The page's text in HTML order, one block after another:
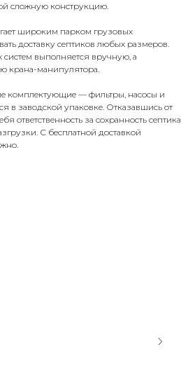
сложную конструкцию.
широким парком грузовых
доставку септиков любых размеров.
систем выполняется вручную, а
крана-манипулятора.
комплектующие — фильтры, насосы и
в заводской упаковке. Отказавшись от
ответственность за сохранность септика
С бесплатной доставкой